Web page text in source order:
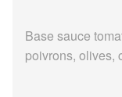
Base sauce
poivrons, olives,